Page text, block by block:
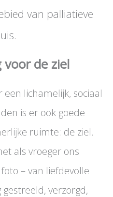
van palliatieve
voor de ziel
een lichamelijk, sociaal
is er ook goede
ruimte: de ziel.
als vroeger ons
– van liefdevolle
verzorgd,